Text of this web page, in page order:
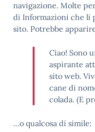
navigazione. Molte
di Informazioni che li
sito. Potrebbe
Ciao! Sono
aspirante
sito web.
cane di
colada. (E
…o qualcosa di simile: